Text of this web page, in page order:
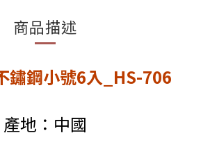
商品描述
鏽鋼小號6入_HS-706
產地：中國